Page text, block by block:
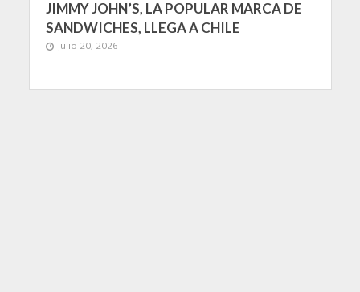
JIMMY JOHN’S, LA POPULAR MARCA DE
SANDWICHES, LLEGA A CHILE
julio 20, 2026